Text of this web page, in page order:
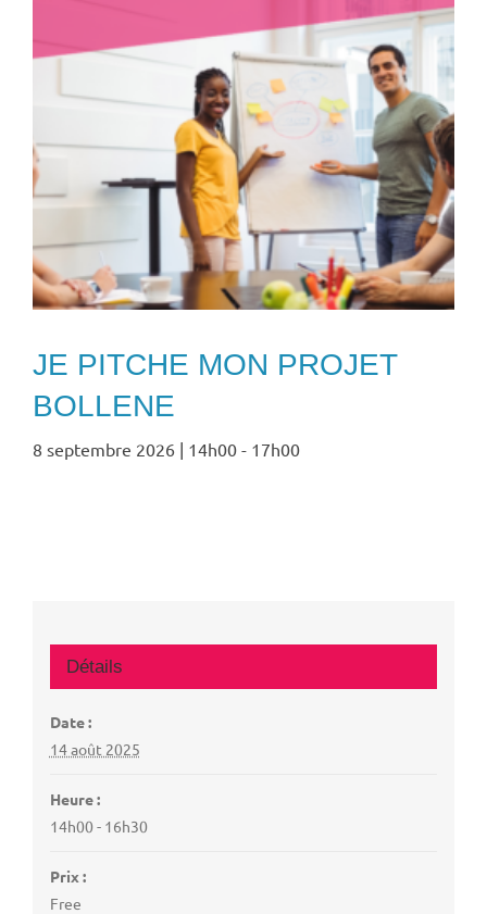
JE PITCHE MON PROJET
BOLLENE
8 septembre 2026 | 14h00 - 17h00
Détails
Date :
14 août 2025
Heure :
14h00 - 16h30
Prix :
Free